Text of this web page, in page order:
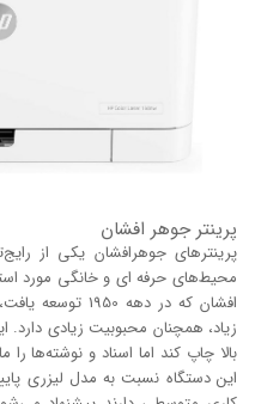
پرینتر جوهر افشان
پرینتر‌های جوهرافشان یکی از
محیط‌های حرفه ای و خانگی مورد
افشان که در دهه
زیاد، همچنان محبوبیت زیادی دارد.
بالا چاپ کند اما اسناد و
این دستگاه نسبت به مدل لیزری